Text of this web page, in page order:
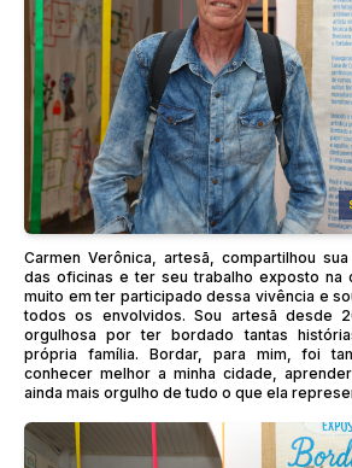
Carmen Verônica, artesã, compartilhou
das oficinas e ter seu trabalho exposto na
muito em ter participado dessa vivência e
todos os envolvidos. Sou artesã desde
orgulhosa por ter bordado tantas
própria família. Bordar, para mim, foi
conhecer melhor a minha cidade,
ainda mais orgulho de tudo o que ela